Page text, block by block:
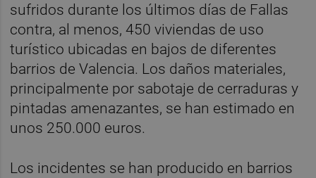
sufridos durante los últimos días de Fallas
contra, al menos, 450 viviendas de uso
turístico ubicadas en bajos de diferentes
barrios de Valencia. Los daños materiales,
principalmente por sabotaje de cerraduras y
pintadas amenazantes, se han estimado en
unos 250.000 euros.
Los incidentes se han producido en barrios